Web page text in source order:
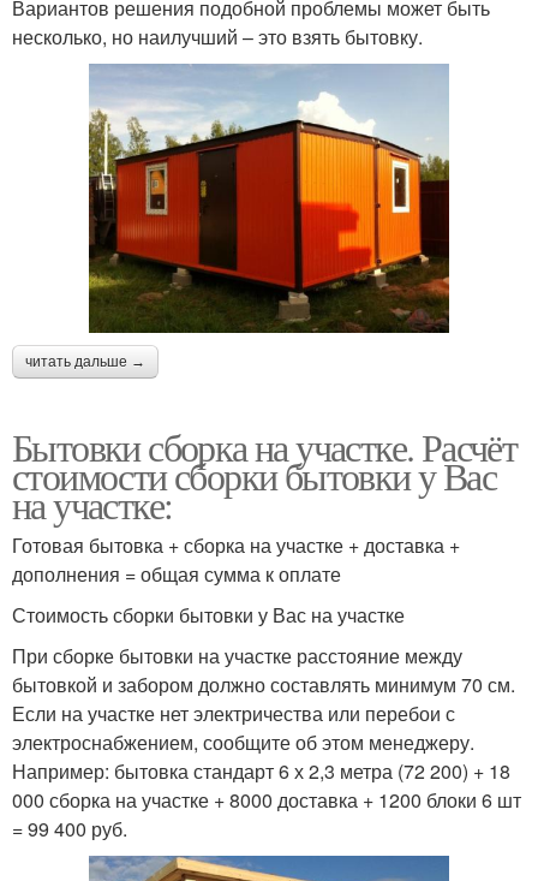
Вариантов решения подобной проблемы может быть
несколько, но наилучший – это взять бытовку.
читать дальше →
Бытовки сборка на участке. Расчёт
стоимости сборки бытовки у Вас
на участке:
Готовая бытовка + сборка на участке + доставка +
дополнения = общая сумма к оплате
Стоимость сборки бытовки у Вас на участке
При сборке бытовки на участке расстояние между
бытовкой и забором должно составлять минимум 70 см.
Если на участке нет электричества или перебои с
электроснабжением, сообщите об этом менеджеру.
Например: бытовка стандарт 6 х 2,3 метра (72 200) + 18
000 сборка на участке + 8000 доставка + 1200 блоки 6 шт
= 99 400 руб.